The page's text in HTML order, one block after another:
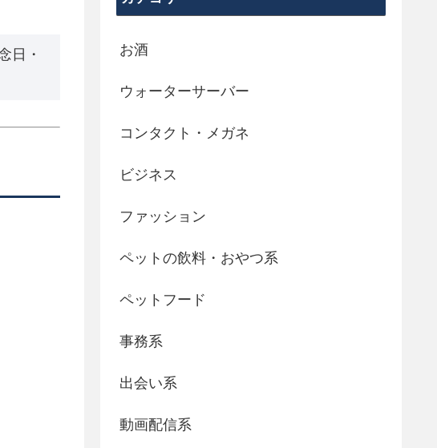
日・
お酒
ウォーターサーバー
コンタクト・メガネ
ビジネス
ファッション
ペットの飲料・おやつ系
ペットフード
事務系
出会い系
動画配信系